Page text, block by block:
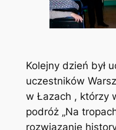
Kolejny dzień był
uczestników
w Łazach , którzy
podróż „Na
rozwiązanie